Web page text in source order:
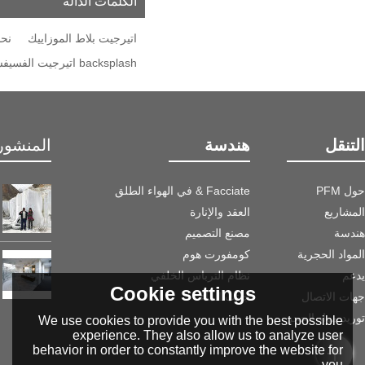
اتيرجيت بلاط الموزاييك
backsplash اتيرجيت الفسيفساء
التنقل
حول PFM
المشاريع
هندسة
المواد الحجرية
يدعم
جهات الاتصال
توريد مواد الحجر
هندسة
Facciate & في الهواء الطلق
العقد والإنارة
مصنع التصميم
كومفورت هوم
نظام الترباس الخلفي
جانب الماء
Cookie settings
We use cookies to provide you with the best possible
experience. They also allow us to analyze user
behavior in order to constantly improve the website for